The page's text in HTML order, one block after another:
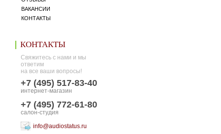
ВАКАНСИИ
КОНТАКТЫ
КОНТАКТЫ
Свяжитесь с нами и мы
ответим
на все ваши вопросы!
+7 (495) 517-83-40
интернет-магазин
+7 (495) 772-61-80
салон-студия
info@audiostatus.ru